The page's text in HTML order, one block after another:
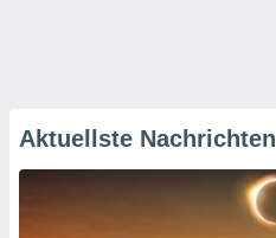
Aktuellste Nachrichten